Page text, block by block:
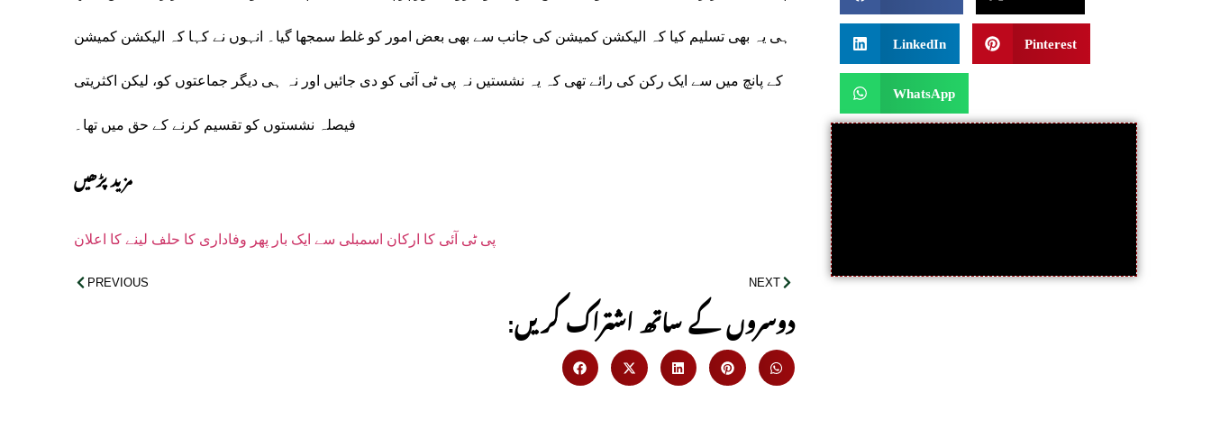
ہی یہ بھی تسلیم کیا کہ الیکشن کمیشن کی جانب سے بھی بعض امور کو غلط سمجھا گیا۔ انہوں نے کہا کہ الیکشن کمیشن
کے پانچ میں سے ایک رکن کی رائے تھی کہ یہ نشستیں نہ پی ٹی آئی کو دی جائیں اور نہ ہی دیگر جماعتوں کو، لیکن اکثریتی
فیصلہ نشستوں کو تقسیم کرنے کے حق میں تھا۔
مزید پڑھیں
پی ٹی آئی کا ارکان اسمبلی سے ایک بار پھر وفاداری کا حلف لینے کا اعلان
PREVIOUS NEXT
:دوسروں کے ساتھ اشتراک کریں
LinkedIn Pinterest
WhatsApp